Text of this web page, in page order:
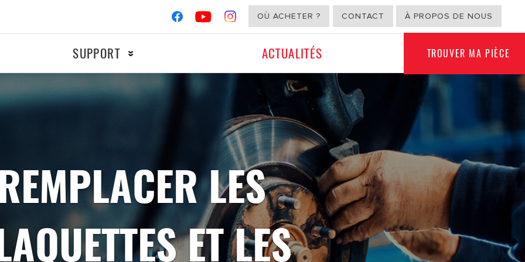
OÙ ACHETER ? CONTACT À PROPOS DE NOUS
COMPÉTITION USAGE NON
AUTOMOBILE
SUPPORT
Filtres
ACTUALITÉS TROUVER MA PIÈCE
LES
ET LES